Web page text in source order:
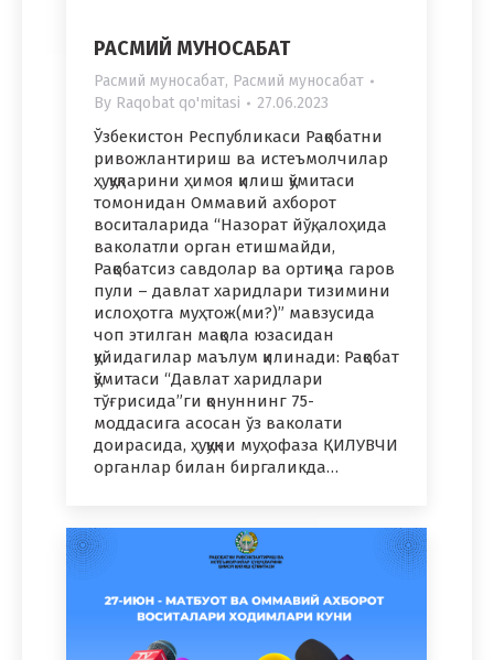
РАСМИЙ МУНОСАБАТ
Расмий муносабат, Расмий муносабат
By Raqobat qo'mitasi 27.06.2023
Ўзбекистон Республикаси Рақобатни
ривожлантириш ва истеъмолчилар
ҳуқуқларини ҳимоя қилиш қўмитаси
томонидан Оммавий ахборот
воситаларида “Назорат йўқ, алоҳида
ваколатли орган етишмайди,
Рақобатсиз савдолар ва ортиқча гаров
пули – давлат харидлари тизимини
ислоҳотга муҳтож(ми?)” мавзусида
чоп этилган мақола юзасидан
қуйидагилар маълум қилинади: Рақобат
қўмитаси “Давлат харидлари
тўғрисида”ги қонуннинг 75-
моддасига асосан ўз ваколати
доирасида, ҳуқуқни муҳофаза ҚИЛУВЧИ
органлар билан биргаликда…